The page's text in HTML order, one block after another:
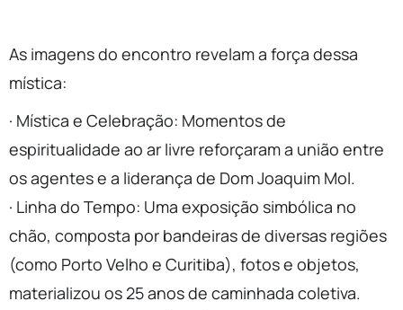
As imagens do encontro revelam a força dessa
mística:
· Mística e Celebração: Momentos de
espiritualidade ao ar livre reforçaram a união entre
os agentes e a liderança de Dom Joaquim Mol.
· Linha do Tempo: Uma exposição simbólica no
chão, composta por bandeiras de diversas regiões
(como Porto Velho e Curitiba), fotos e objetos,
materializou os 25 anos de caminhada coletiva.